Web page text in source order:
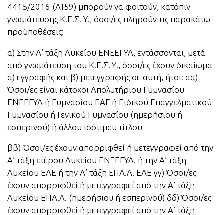
4415/2016 (ΑΊ59) μπορούν να φοιτούν, κατόπιν
γνωμάτευσης Κ.Ε.Σ. Υ., όσοι/ες πληρούν τις παρακάτω
προϋποθέσεις:
α) Στην Α’ τάξη Λυκείου ΕΝΕΕΓΥΛ, εντάσσονται, μετά
από γνωμάτευση του Κ.Ε.Σ. Υ., όσοι/ες έχουν δικαίωμα
α) εγγραφής και β) μετεγγραφής σε αυτή, ήτοι: αα)
Όσοι/ες είναι κάτοχοι Απολυτήριου Γυμνασίου
ΕΝΕΕΓΥΛ ή Γυμνασίου ΕΑΕ ή Ειδικού Επαγγελματικού
Γυμνασίου ή Γενικού Γυμνασίου (ημερήσιου ή
εσπερινού) ή άλλου ισότιμου τίτλου
ββ) Όσοι/ες έχουν απορριφθεί ή μετεγγραφεί από την
Α’ τάξη ετέρου Λυκείου ΕΝΕΕΓΥΛ. ή την Α’ τάξη
Λυκείου ΕΑΕ ή την Α’ τάξη ΕΠΑ.Λ. ΕΑΕ γγ) Όσοι/ες
έχουν απορριφθεί ή μετεγγραφεί από την Α’ τάξη
Λυκείου ΕΠΑ.Λ. (ημερήσιου ή εσπερινού) δδ) Όσοι/ες
έχουν απορριφθεί ή μετεγγραφεί από την Α’ τάξη